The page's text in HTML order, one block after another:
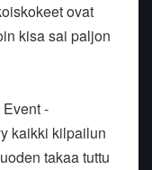
ovat
kisa sai paljon
-
kaikki kilpailun
takaa tuttu